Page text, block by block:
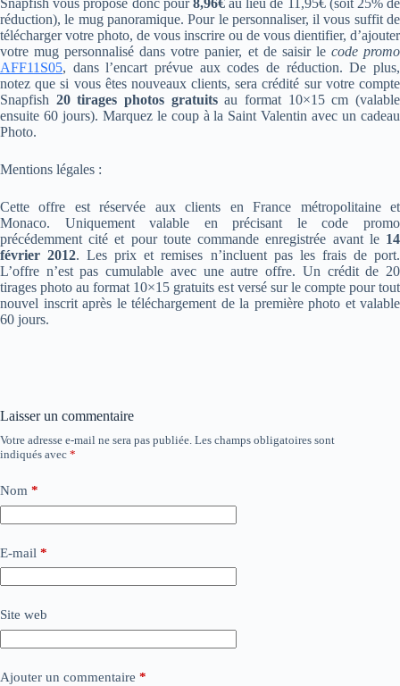
Snapfish vous propose donc pour8,96€au lieu de 11,95€ (soit 25% de
réduction), le mug panoramique. Pour le personnaliser, il vous suffit de
télécharger votre photo, de vous inscrire ou de vous dientifier, d’ajouter
votre mug personnalisé dans votre panier, et de saisir le code promo
AFF11S05, dans l’encart prévue aux codes de réduction. De plus,
notez que si vous êtes nouveaux clients, sera crédité sur votre compte
Snapfish 20 tirages photos gratuitsau format 10×15 cm (valable
ensuite 60 jours). Marquez le coup à la Saint Valentin avec un cadeau
Photo.
Mentions légales :
Cette offre est réservée aux clients en France métropolitaine et
Monaco. Uniquement valable en précisant le code promo
précédemment cité et pour toute commande enregistrée avant le 14
février 2012. Les prix et remises n’incluent pas les frais de port.
L’offre n’est pas cumulable avec une autre offre. Un crédit de 20
tirages photo au format 10×15 gratuits est versé sur le compte pour tout
nouvel inscrit après le téléchargement de la première photo et valable
60 jours.
Laisser un commentaire
Votre adresse e-mail ne sera pas publiée. Les champs obligatoires sont
indiqués avec *
Nom *
E-mail *
Site web
Ajouter un commentaire *